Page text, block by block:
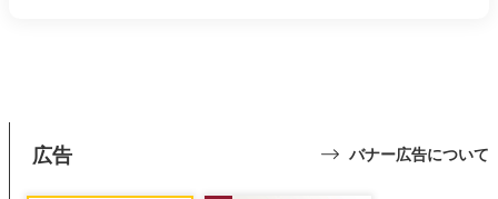
広告 バナー広告について